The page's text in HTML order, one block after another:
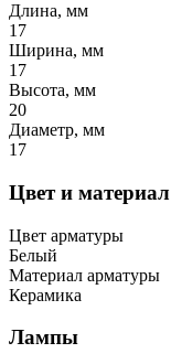
Длина, мм
17
Ширина, мм
17
Высота, мм
20
Диаметр, мм
17
Цвет и материал
Цвет арматуры
Белый
Материал арматуры
Керамика
Лампы